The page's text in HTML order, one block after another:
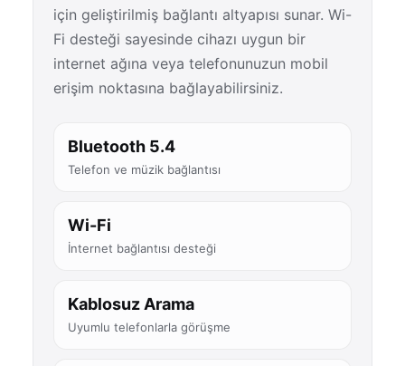
için geliştirilmiş bağlantı altyapısı sunar. Wi-
Fi desteği sayesinde cihazı uygun bir
internet ağına veya telefonunuzun mobil
erişim noktasına bağlayabilirsiniz.
Bluetooth 5.4
Telefon ve müzik bağlantısı
Wi-Fi
İnternet bağlantısı desteği
Kablosuz Arama
Uyumlu telefonlarla görüşme